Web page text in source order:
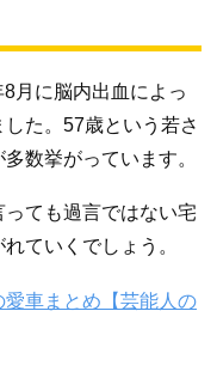
月に脳内出血によっ
た。57歳という若さ
数挙がっています。
ても過言ではない宅
ていくでしょう。
車まとめ【芸能人の